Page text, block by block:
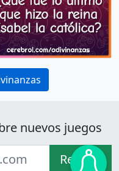
nuevos juegos
Recibir!